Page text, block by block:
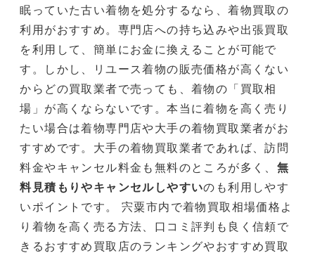
眠っていた古い着物を処分するなら、着物買取の
利用がおすすめ。専門店への持ち込みや出張買取
を利用して、簡単にお金に換えることが可能で
す。しかし、リユース着物の販売価格が高くない
からどの買取業者で売っても、着物の「買取相
場」が高くならないです。本当に着物を高く売り
たい場合は着物専門店や大手の着物買取業者がお
すすめです。大手の着物買取業者であれば、訪問
料金やキャンセル料金も無料のところが多く、 無
料見積もりやキャンセルしやすいのも利用しやす
いポイントです。 宍粟市内で着物買取相場価格よ
り着物を高く売る方法、口コミ評判も良く信頼で
きるおすすめ買取店のランキングやおすすめ買取